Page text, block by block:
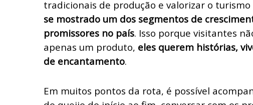
tradicionais de produção e valorizar o
se mostrado um dos segmentos de
promissores no país. Isso porque visitantes
apenas um produto, eles querem histórias,
de encantamento.
Em muitos pontos da rota, é possível